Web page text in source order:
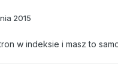
2015
w indeksie i masz to